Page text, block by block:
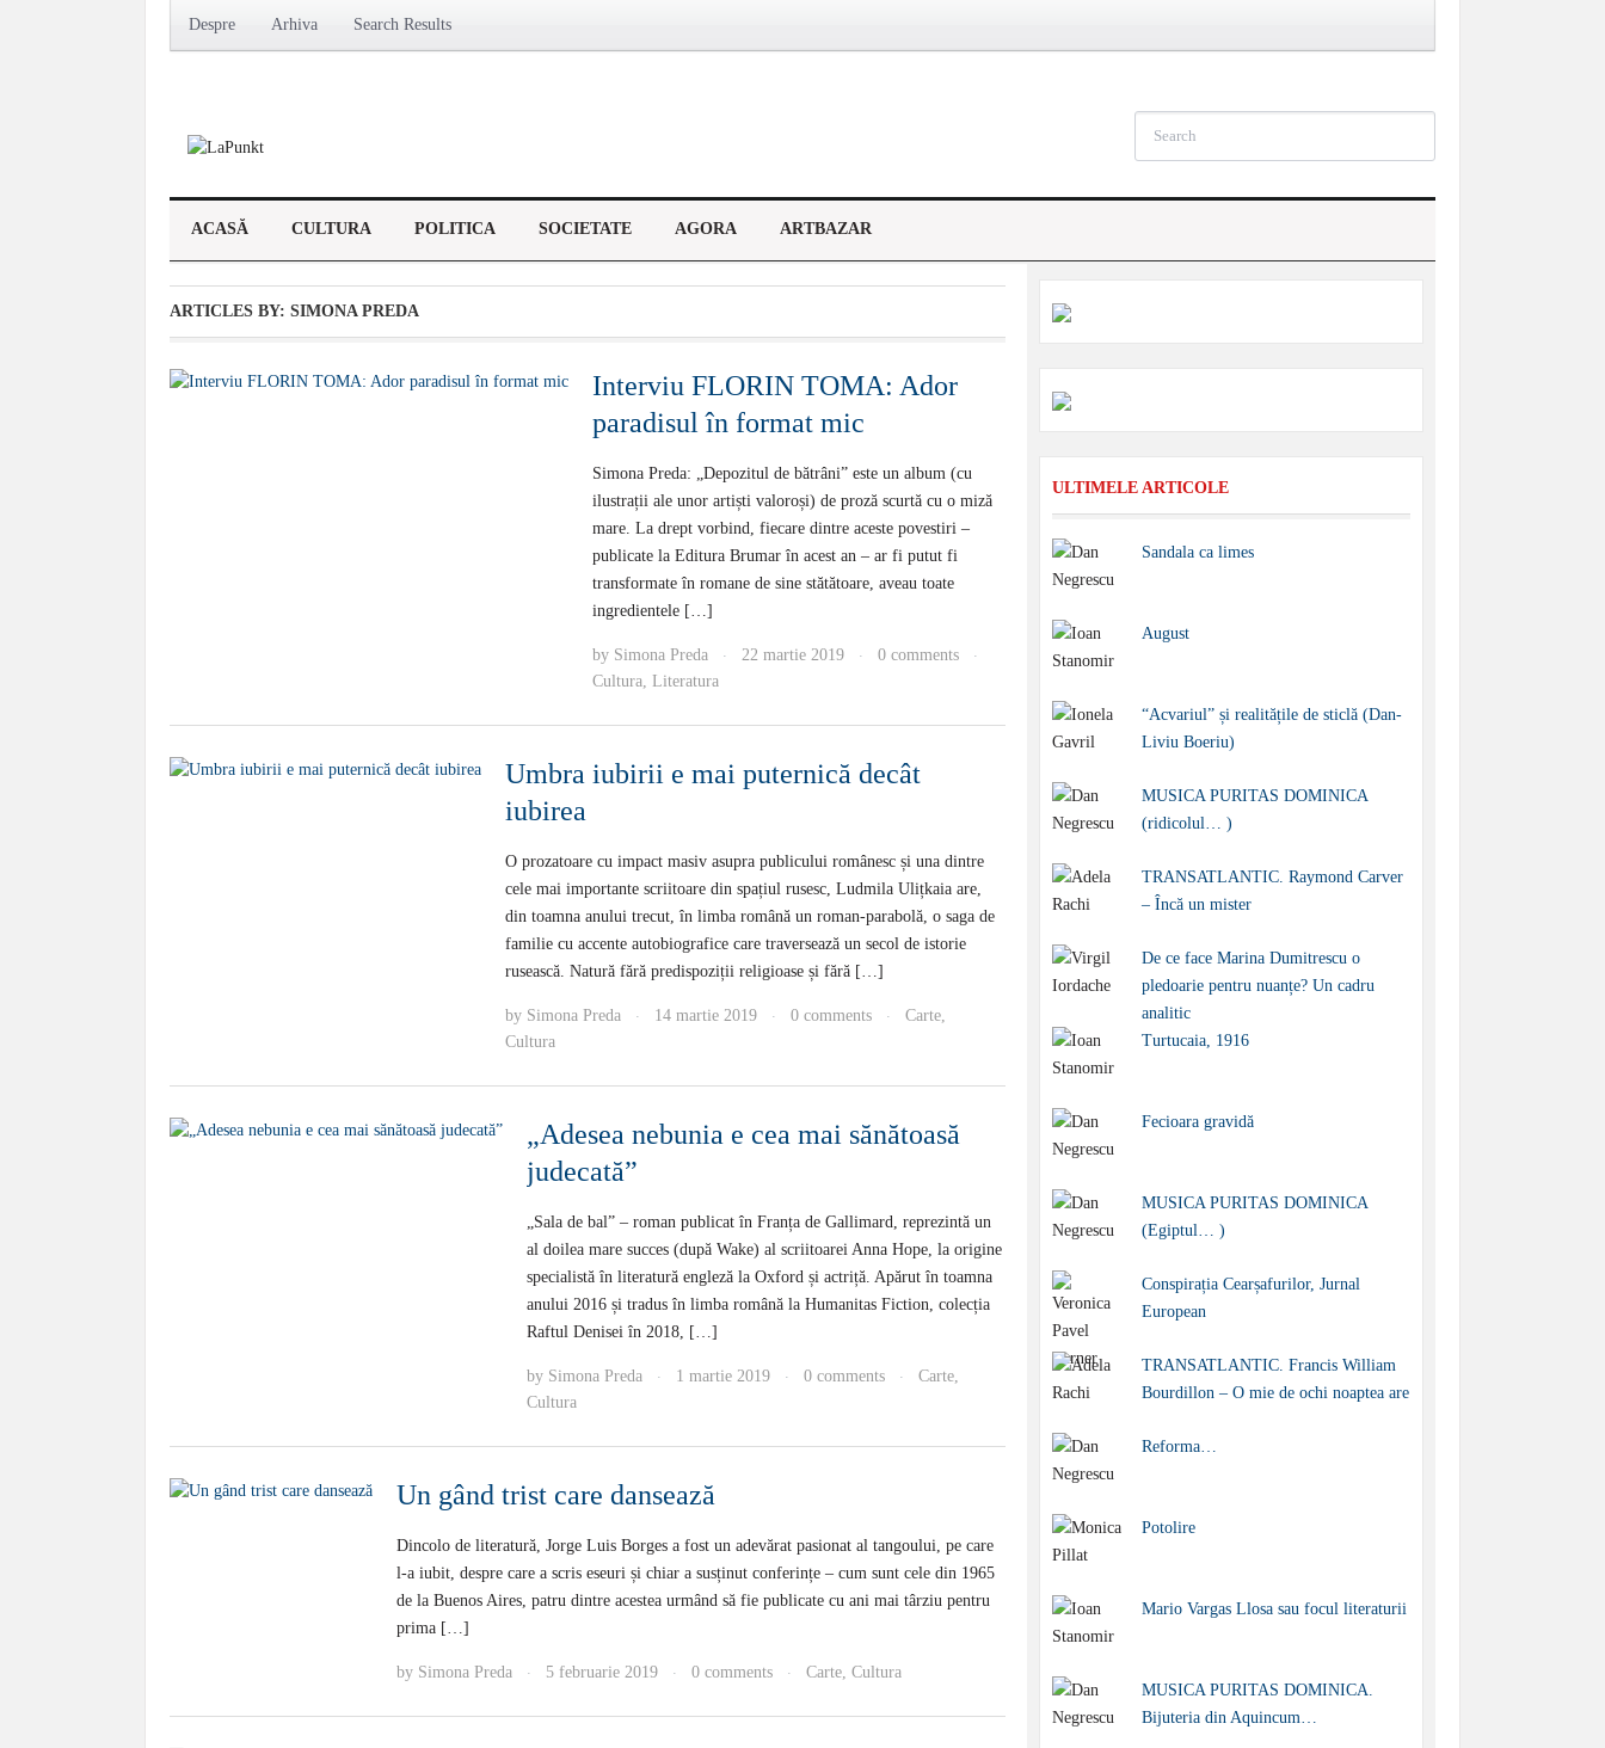
Despre Arhiva Search Results
ACASĂ CULTURA POLITICA SOCIETATE AGORA ARTBAZAR
ARTICLES BY: SIMONA PREDA
Interviu FLORIN TOMA: Ador
paradisul în format mic
Simona Preda: „Depozitul de bătrâni” este un album (cu
ilustrații ale unor artiști valoroși) de proză scurtă cu o miză
mare. La drept vorbind, fiecare dintre aceste povestiri –
publicate la Editura Brumar în acest an – ar fi putut fi
transformate în romane de sine stătătoare, aveau toate
ingredientele […]
by Simona Preda · 22 martie 2019 · 0 comments ·
Cultura, Literatura
Umbra iubirii e mai puternică decât
iubirea
O prozatoare cu impact masiv asupra publicului românesc și una dintre
cele mai importante scriitoare din spațiul rusesc, Ludmila Ulițkaia are,
din toamna anului trecut, în limba română un roman-parabolă, o saga de
familie cu accente autobiografice care traversează un secol de istorie
rusească. Natură fără predispoziții religioase și fără […]
by Simona Preda · 14 martie 2019 · 0 comments · Carte,
Cultura
„Adesea nebunia e cea mai sănătoasă
judecată”
„Sala de bal” – roman publicat în Franța de Gallimard, reprezintă un
al doilea mare succes (după Wake) al scriitoarei Anna Hope, la origine
specialistă în literatură engleză la Oxford și actriță. Apărut în toamna
anului 2016 și tradus în limba română la Humanitas Fiction, colecția
Raftul Denisei în 2018, […]
by Simona Preda · 1 martie 2019 · 0 comments · Carte,
Cultura
Un gând trist care dansează
Dincolo de literatură, Jorge Luis Borges a fost un adevărat pasionat al tangoului, pe care
l-a iubit, despre care a scris eseuri și chiar a susținut conferințe – cum sunt cele din 1965
de la Buenos Aires, patru dintre acestea urmând să fie publicate cu ani mai târziu pentru
prima […]
by Simona Preda · 5 februarie 2019 · 0 comments · Carte, Cultura
ULTIMELE ARTICOLE
Sandala ca limes
August
“Acvariul” și realitățile de sticlă (Dan-
Liviu Boeriu)
MUSICA PURITAS DOMINICA
(ridicolul… )
TRANSATLANTIC. Raymond Carver
– Încă un mister
De ce face Marina Dumitrescu o
pledoarie pentru nuanțe? Un cadru
analitic
Turtucaia, 1916
Fecioara gravidă
MUSICA PURITAS DOMINICA
(Egiptul… )
Conspirația Cearșafurilor, Jurnal
European
TRANSATLANTIC. Francis William
Bourdillon – O mie de ochi noaptea are
Reforma…
Potolire
Mario Vargas Llosa sau focul literaturii
MUSICA PURITAS DOMINICA.
Bijuteria din Aquincum…